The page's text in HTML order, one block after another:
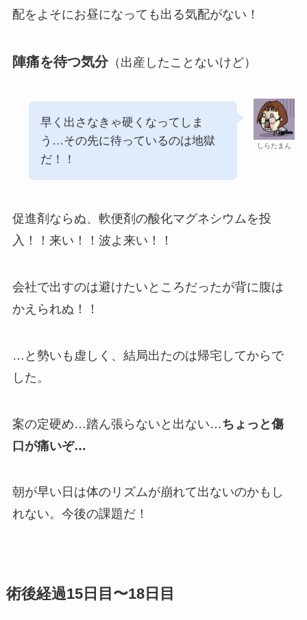
配をよそにお昼になっても出る気配がない！
陣痛を待つ気分（出産したことないけど）
しらたまん
早く出さなきゃ硬くなってしま
う…その先に待っているのは地獄
だ！！
促進剤ならぬ、軟便剤の酸化マグネシウムを投
入！！来い！！波よ来い！！
会社で出すのは避けたいところだったが背に腹は
かえられぬ！！
…と勢いも虚しく、結局出たのは帰宅してからで
した。
案の定硬め…踏ん張らないと出ない…ちょっと傷
口が痛いぞ…
朝が早い日は体のリズムが崩れて出ないのかもし
れない。今後の課題だ！
術後経過15日目〜18日目